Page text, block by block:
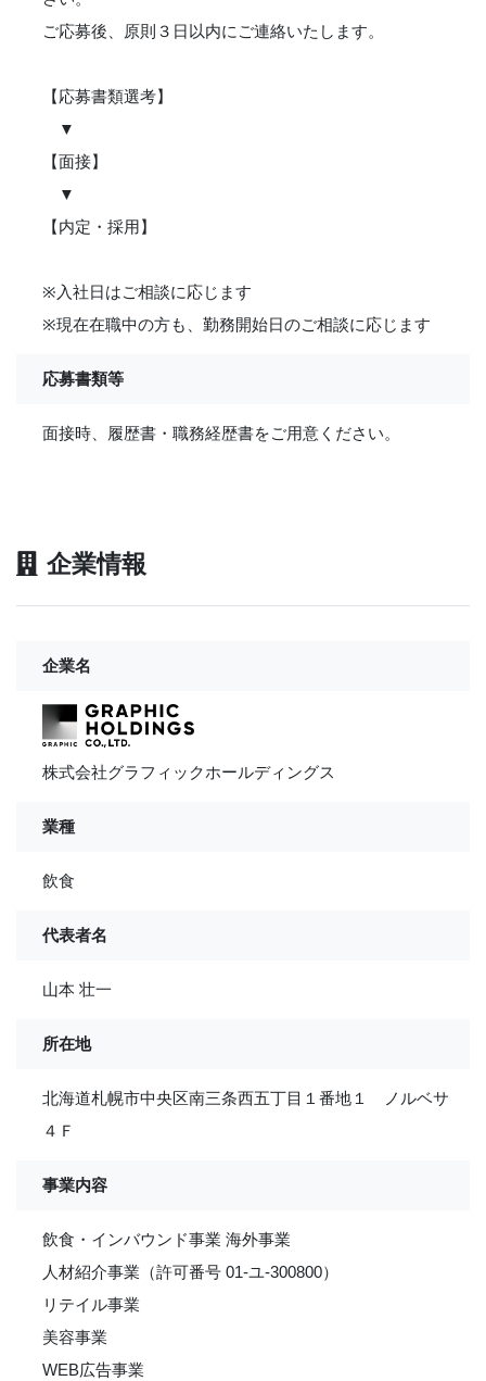
ご応募後、原則３日以内にご連絡いたします。
【応募書類選考】
▼
【面接】
▼
【内定・採用】
※入社日はご相談に応じます
※現在在職中の方も、勤務開始日のご相談に応じます
応募書類等
面接時、履歴書・職務経歴書をご用意ください。
企業情報
企業名
株式会社グラフィックホールディングス
業種
飲食
代表者名
山本 壮一
所在地
北海道札幌市中央区南三条西五丁目１番地１ ノルベサ
４Ｆ
事業内容
飲食・インバウンド事業 海外事業
人材紹介事業（許可番号 01-ユ-300800）
リテイル事業
美容事業
WEB広告事業